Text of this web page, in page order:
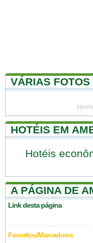
VÁRIAS
HOTÉIS EM
Hotéis
A PÁGINA DE
Link desta página
Favoritos/Marcadores